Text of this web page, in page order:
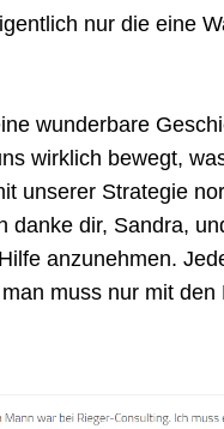
nur die eine
wunderbare
wirklich bewegt,
unserer Strategie
danke dir, Sandra,
anzunehmen.
muss nur mit